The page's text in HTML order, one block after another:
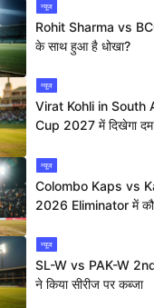
न्यूज
Rohit Sharma vs
के साथ हुआ है धोखा?
न्यूज
Virat Kohli in South
Cup 2027 में दिखेगा
न्यूज
Colombo Kaps vs
2026 Eliminator में कौन
न्यूज
SL-W vs PAK-W
ने किया सीरीज पर कब्जा